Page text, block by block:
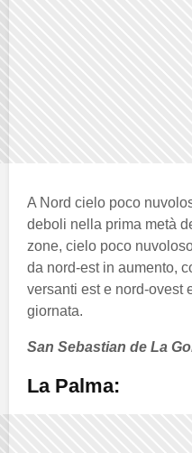
A Nord cielo poco
deboli nella prima metà
zone, cielo poco
da nord-est in aumento,
versanti est e nord-ovest
giornata.
San Sebastian de La
La Palma: